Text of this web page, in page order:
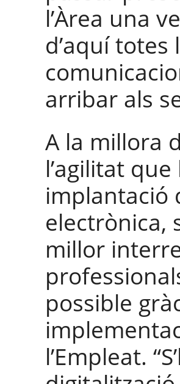
l’Àrea una
d’aquí totes
arribar als
A la millora
l’agilitat
implantació
electrònica,
millor
possible
l’Empleat.